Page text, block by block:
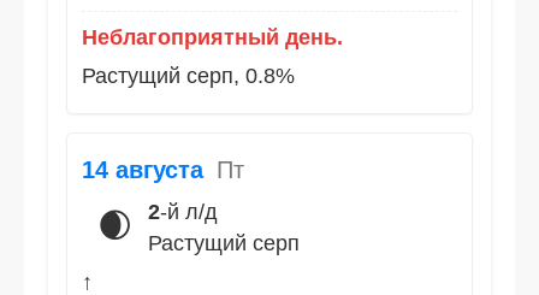
Неблагоприятный день.
Растущий серп, 0.8%
14 августа Пт
🌒 2-й л/д
Растущий серп
↑